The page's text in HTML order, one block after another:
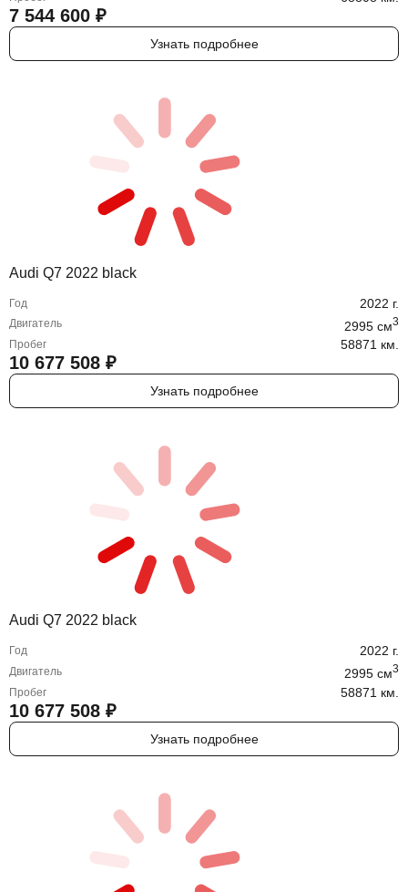
7 544 600 ₽
Узнать подробнее
Audi Q7 2022 black
Год 2022 г.
Двигатель 2995 cм3
Пробег 58871 км.
10 677 508 ₽
Узнать подробнее
Audi Q7 2022 black
Год 2022 г.
Двигатель 2995 cм3
Пробег 58871 км.
10 677 508 ₽
Узнать подробнее